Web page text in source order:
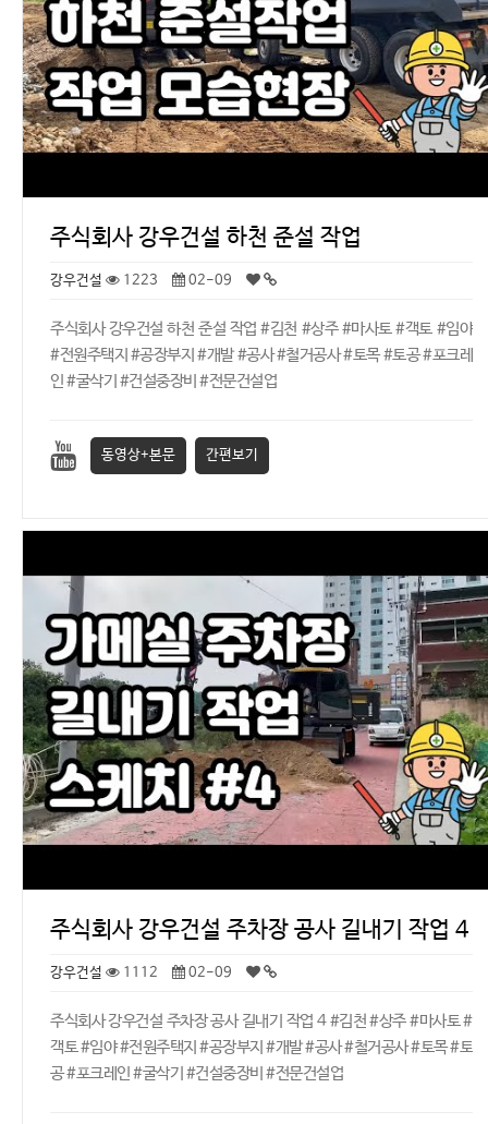
주식회사 강우건설 하천 준설 작업
강우건설 1223 02-09
주식회사 강우건설 하천 준설 작업 #김천 #상주 #마사토 #객토 #임야
#전원주택지 #공장부지 #개발 #공사 #철거공사 #토목 #토공 #포크레
인 #굴삭기 #건설중장비 #전문건설업
동영상+본문 간편보기
주식회사 강우건설 주차장 공사 길내기 작업 4
강우건설 1112 02-09
주식회사 강우건설 주차장 공사 길내기 작업 4 #김천 #상주 #마사토 #
객토 #임야 #전원주택지 #공장부지 #개발 #공사 #철거공사 #토목 #토
공 #포크레인 #굴삭기 #건설중장비 #전문건설업